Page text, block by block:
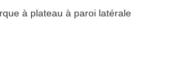
à plateau à paroi latérale